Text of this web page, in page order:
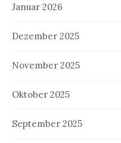
Januar 2026
Dezember 2025
November 2025
Oktober 2025
September 2025